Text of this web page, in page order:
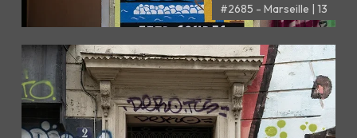
#2685 - Marseille | 13